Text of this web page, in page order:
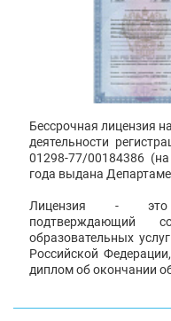
Бессрочная лицензия
деятельности
01298-77/00184386
года выдана
Лицензия -
подтверждающий
образовательных
Российской
диплом об окончании